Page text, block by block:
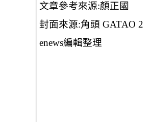
文章參考來源:顏正國
封面來源:角頭 GATAO 2
enews編輯整理